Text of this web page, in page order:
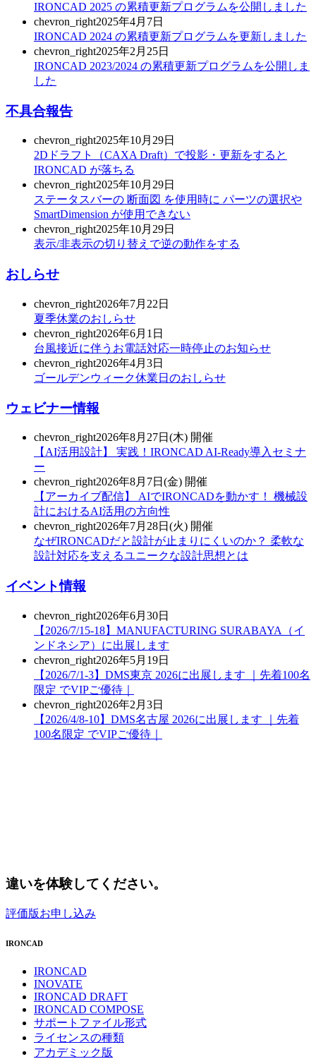
IRONCAD 2025 の累積更新プログラムを公開しました
chevron_right2025年4月7日
IRONCAD 2024 の累積更新プログラムを更新しました
chevron_right2025年2月25日
IRONCAD 2023/2024 の累積更新プログラムを公開しま
した
不具合報告
chevron_right2025年10月29日
2Dドラフト（CAXA Draft）で投影・更新をすると
IRONCAD が落ちる
chevron_right2025年10月29日
ステータスバーの 断面図 を使用時に パーツの選択や
SmartDimension が使用できない
chevron_right2025年10月29日
表示/非表示の切り替えで逆の動作をする
おしらせ
chevron_right2026年7月22日
夏季休業のおしらせ
chevron_right2026年6月1日
台風接近に伴うお電話対応一時停止のお知らせ
chevron_right2026年4月3日
ゴールデンウィーク休業日のおしらせ
ウェビナー情報
chevron_right2026年8月27日(木) 開催
【AI活用設計】 実践！IRONCAD AI-Ready導入セミナ
ー
chevron_right2026年8月7日(金) 開催
【アーカイブ配信】 AIでIRONCADを動かす！ 機械設
計におけるAI活用の方向性
chevron_right2026年7月28日(火) 開催
なぜIRONCADだと設計が止まりにくいのか？ 柔軟な
設計対応を支えるユニークな設計思想とは
イベント情報
chevron_right2026年6月30日
【2026/7/15-18】MANUFACTURING SURABAYA（イ
ンドネシア）に出展します
chevron_right2026年5月19日
【2026/7/1-3】DMS東京 2026に出展します ｜先着100名
限定 でVIPご優待｜
chevron_right2026年2月3日
【2026/4/8-10】DMS名古屋 2026に出展します ｜先着
100名限定 でVIPご優待｜
違いを体験してください。
評価版お申し込み
IRONCAD
IRONCAD
INOVATE
IRONCAD DRAFT
IRONCAD COMPOSE
サポートファイル形式
ライセンスの種類
アカデミック版